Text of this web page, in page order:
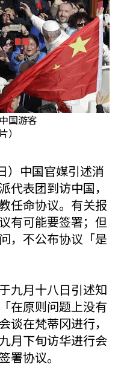
国游客
）
）中国官媒引述消
代表团到访中国，
任命协议。有关报
有可能要签署；但
，不公布协议「是
九月十八日引述知
在原则问题上没有
谈在梵蒂冈进行，
月下旬访华进行会
署协议。